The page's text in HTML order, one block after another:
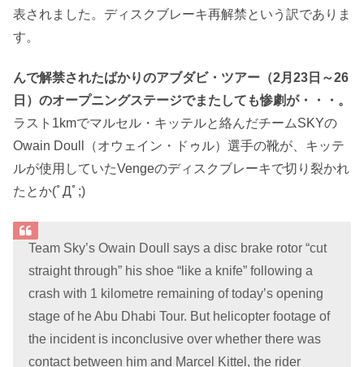
表されました。ディスクブレーキ再解禁という訳でありま
す。
んで解禁されたばかりのアブダビ・ツアー（2月23日～26
日）のオープニングステージでまたしても惨劇が・・・。
ラスト1kmでマルセル・キッテルと絡んだチームSKYの
Owain Doull（オウェイン・ドゥル）選手の靴が、キッテ
ルが使用していたVengeのディスクブレーキで切り裂かれ
たとか(ﾟДﾟ;)
Team Sky’s Owain Doull says a disc brake rotor “cut
straight through” his shoe “like a knife” following a
crash with 1 kilometre remaining of today’s opening
stage of he Abu Dhabi Tour. But helicopter footage of
the incident is inconclusive over whether there was
contact between him and Marcel Kittel, the rider